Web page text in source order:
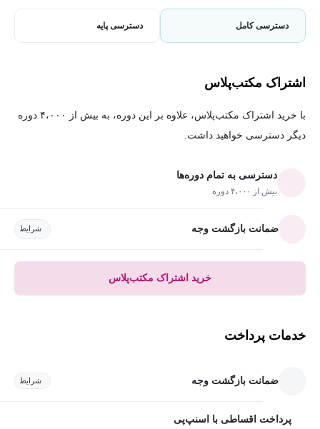
دسترسی کامل دسترسی پایه
اشتراک مکتب‌پلاس
با خرید اشتراک مکتب‌پلاس، علاوه بر این دوره، به بیش از ۴،۰۰۰ دوره
دیگر دسترسی خواهید داشت.
دسترسی به تمام دوره‌ها
بیش از ۴،۰۰۰ دوره
ضمانت بازگشت وجه شرایط
خرید اشتراک مکتب‌پلاس
خدمات پرداخت
ضمانت بازگشت وجه شرایط
پرداخت اقساطی با اسنپ‌پی